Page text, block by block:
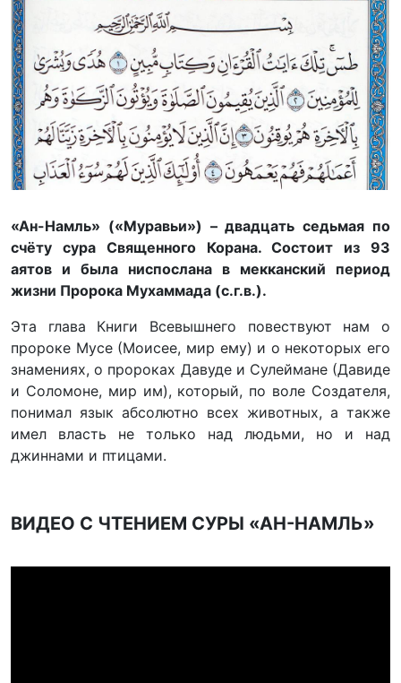
«Ан-Намль» («Муравьи») – двадцать седьмая по
счёту сура Священного Корана. Состоит из 93
аятов и была ниспослана в мекканский период
жизни Пророка Мухаммада (с.г.в.).
Эта глава Книги Всевышнего повествуют нам о
пророке Мусе (Моисее, мир ему) и о некоторых его
знамениях, о пророках Давуде и Сулеймане (Давиде
и Соломоне, мир им), который, по воле Создателя,
понимал язык абсолютно всех животных, а также
имел власть не только над людьми, но и над
джиннами и птицами.
ВИДЕО С ЧТЕНИЕМ СУРЫ «АН-НАМЛЬ»